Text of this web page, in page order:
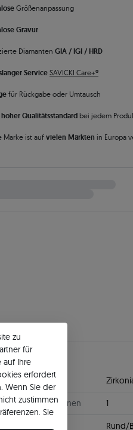
Größenanpassung
Gravur
Diamanten GIA / IGI / HRD
ServiceSAVICKI Care+®
für Rückgabe oder Umtausch
Qualitätsstandard bei jedem
Marke ist aufvielen Märkten in Europa
Hauptstein
Art
Anzahl von Steinen 1
Rund/
zu
für
auf Ihre
erfordert
Wenn Sie der
zustimmen
Sie